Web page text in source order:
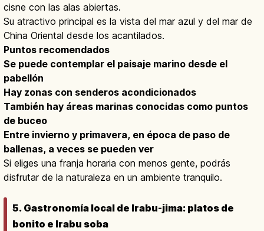
cisne con las alas abiertas.
Su atractivo principal es la vista del mar azul y del mar de
China Oriental desde los acantilados.
Puntos recomendados
Se puede contemplar el paisaje marino desde el
pabellón
Hay zonas con senderos acondicionados
También hay áreas marinas conocidas como puntos
de buceo
Entre invierno y primavera, en época de paso de
ballenas, a veces se pueden ver
Si eliges una franja horaria con menos gente, podrás
disfrutar de la naturaleza en un ambiente tranquilo.
5. Gastronomía local de Irabu-jima: platos de
bonito e Irabu soba